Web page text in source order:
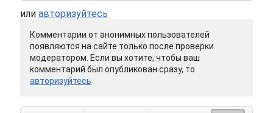
или авторизуйтесь
Комментарии от анонимных пользователей
появляются на сайте только после проверки
модератором. Если вы хотите, чтобы ваш
комментарий был опубликован сразу, то
авторизуйтесь